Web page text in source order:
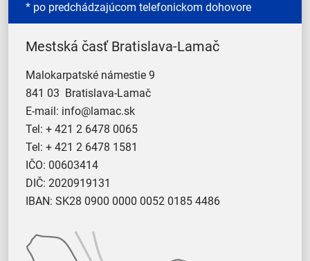
* po predchádzajúcom telefonickom dohovore
Mestská časť Bratislava-Lamač
Malokarpatské námestie 9
841 03 Bratislava-Lamač
E-mail: info@lamac.sk
Tel: + 421 2 6478 0065
Tel: + 421 2 6478 1581
IČO: 00603414
DIČ: 2020919131
IBAN: SK28 0900 0000 0052 0185 4486